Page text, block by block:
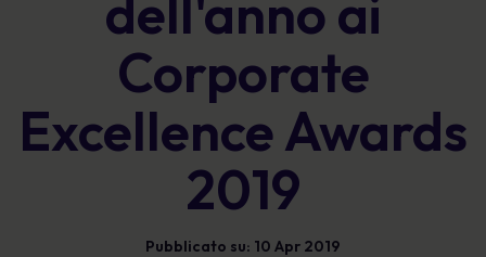
Corporate
Excellence Awards
2019
Pubblicato su: 10 Apr 2019